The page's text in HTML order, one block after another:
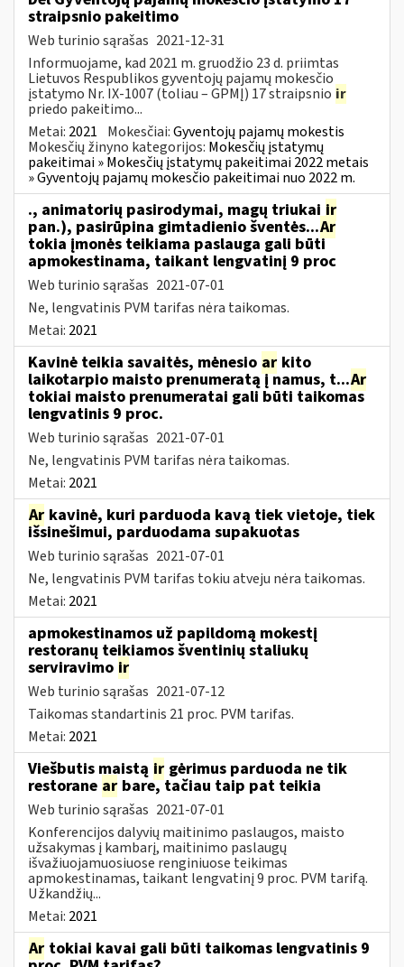
straipsnio pakeitimo
Web turinio sąrašas 2021-12-31
Informuojame, kad 2021 m. gruodžio 23 d. priimtas
Lietuvos Respublikos gyventojų pajamų mokesčio
įstatymo Nr. IX-1007 (toliau – GPMĮ) 17 straipsnio ir
priedo pakeitimo...
Metai: 2021 Mokesčiai:Gyventojų pajamų mokestis
Mokesčių žinyno kategorijos: Mokesčių įstatymų
pakeitimai » Mokesčių įstatymų pakeitimai 2022 metais
» Gyventojų pajamų mokesčio pakeitimai nuo 2022 m.
., animatorių pasirodymai, magų triukai ir
pan.), pasirūpina gimtadienio šventės...Ar
tokia įmonės teikiama paslauga gali būti
apmokestinama, taikant lengvatinį 9 proc
Web turinio sąrašas 2021-07-01
Ne, lengvatinis PVM tarifas nėra taikomas.
Metai: 2021
Kavinė teikia savaitės, mėnesio ar kito
laikotarpio maisto prenumeratą į namus, t...Ar
tokiai maisto prenumeratai gali būti taikomas
lengvatinis 9 proc.
Web turinio sąrašas 2021-07-01
Ne, lengvatinis PVM tarifas nėra taikomas.
Metai: 2021
Ar kavinė, kuri parduoda kavą tiek vietoje, tiek
išsinešimui, parduodama supakuotas
Web turinio sąrašas 2021-07-01
Ne, lengvatinis PVM tarifas tokiu atveju nėra taikomas.
Metai: 2021
apmokestinamos už papildomą mokestį
restoranų teikiamos šventinių staliukų
serviravimo ir
Web turinio sąrašas 2021-07-12
Taikomas standartinis 21 proc. PVM tarifas.
Metai: 2021
Viešbutis maistą ir gėrimus parduoda ne tik
restorane ar bare, tačiau taip pat teikia
Web turinio sąrašas 2021-07-01
Konferencijos dalyvių maitinimo paslaugos, maisto
užsakymas į kambarį, maitinimo paslaugų
išvažiuojamuosiuose renginiuose teikimas
apmokestinamas, taikant lengvatinį 9 proc. PVM tarifą.
Užkandžių...
Metai: 2021
Ar tokiai kavai gali būti taikomas lengvatinis 9